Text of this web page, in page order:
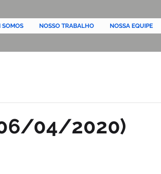
SOMOS NOSSO TRABALHO NOSSA EQUIPE
(06/04/2020)